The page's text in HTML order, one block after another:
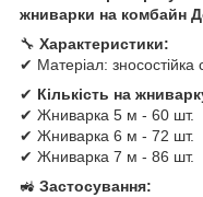
жниварки на комбайн
🔧 Характеристики:
✔ Матеріал: зносостійка
✔ Кількість на
✔ Жниварка 5 м - 60 шт.
✔ Жниварка 6 м - 72 шт.
✔ Жниварка 7 м - 86 шт.
🚜 Застосування: